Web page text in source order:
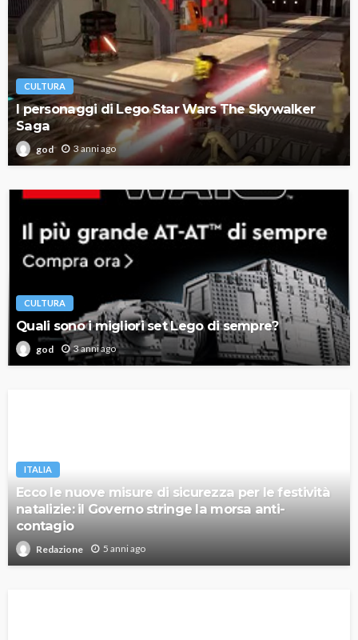
CULTURA
I personaggi di Lego Star Wars The Skywalker
Saga
god 3 anni ago
CULTURA
Quali sono i migliori set Lego di sempre?
god 3 anni ago
ITALIA
Ecco le nuove misure di sicurezza per le festività
natalizie: il Governo stringe la morsa anti-
contagio
Redazione 5 anni ago